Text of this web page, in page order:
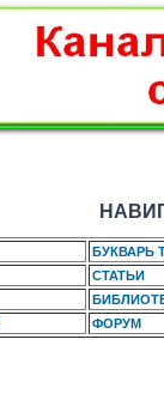
БУКВАРЬ
СТАТЬИ
ФОРУМ